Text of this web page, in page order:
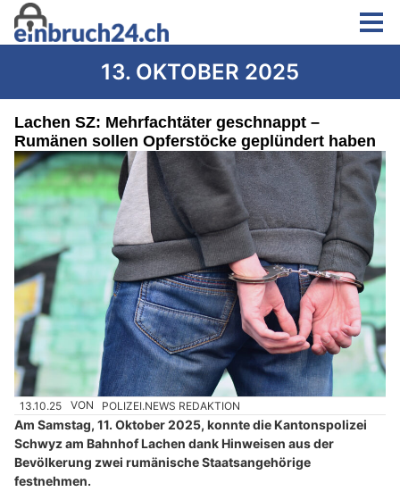
13. OKTOBER 2025
Lachen SZ: Mehrfachtäter geschnappt –
Rumänen sollen Opferstöcke geplündert haben
13.10.25 VON POLIZEI.NEWS REDAKTION
Am Samstag, 11. Oktober 2025, konnte die Kantonspolizei
Schwyz am Bahnhof Lachen dank Hinweisen aus der
Bevölkerung zwei rumänische Staatsangehörige
festnehmen.